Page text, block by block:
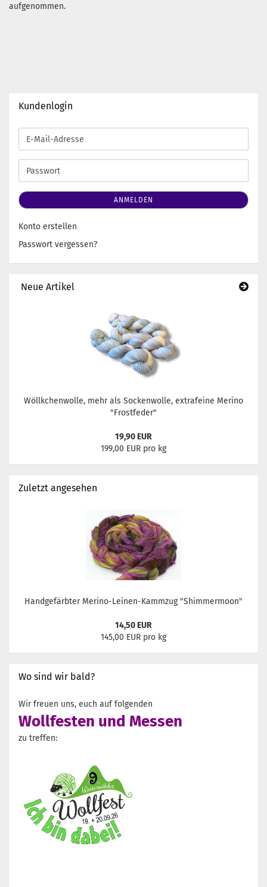
aufgenommen.
Kundenlogin
E-
Mail-
Adresse
Passwort
ANMELDEN
Konto erstellen
Passwort vergessen?
Neue Artikel
Wöllkchenwolle, mehr als Sockenwolle, extrafeine Merino
"Frostfeder"
19,90 EUR
199,00 EUR pro kg
Zuletzt angesehen
Handgefärbter Merino-Leinen-Kammzug "Shimmermoon"
14,50 EUR
145,00 EUR pro kg
Wo sind wir bald?
Wir freuen uns, euch auf folgenden
Wollfesten und Messen
zu treffen: